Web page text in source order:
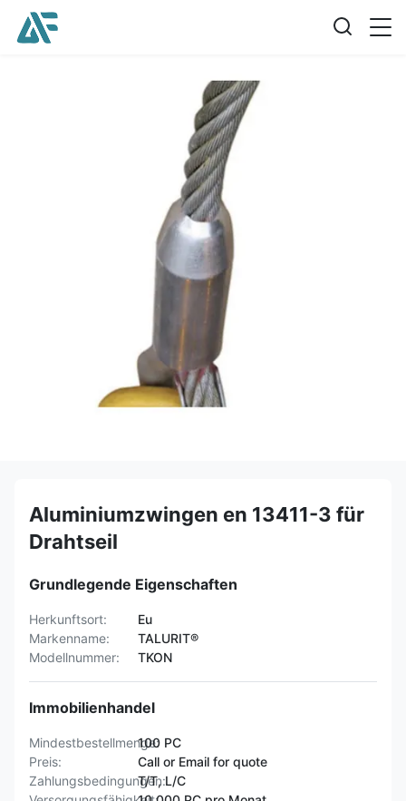
Aluminiumzwingen en 13411-3 für
Drahtseil
Grundlegende Eigenschaften
Herkunftsort:
Eu
Markenname:
TALURIT®
Modellnummer:
TKON
Immobilienhandel
Mindestbestellmenge:100 PC
Preis:
Call or Email for quote
Zahlungsbedingungen:
T/T, L/C